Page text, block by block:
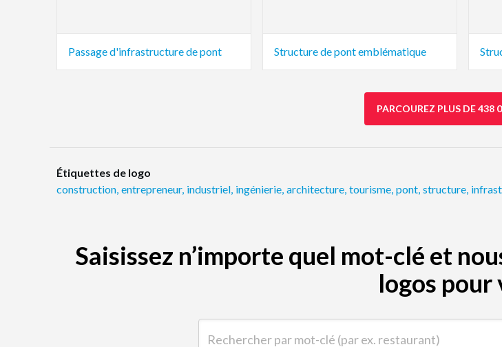
Passage d'infrastructure de pont Structure de pont emblématique
PARCOUREZ PLUS DE 438
Étiquettes de logo
construction, entrepreneur, industriel, ingénierie, architecture, tourisme, pont, structure,
Saisissez n’importe quel mot-clé et
logos pour